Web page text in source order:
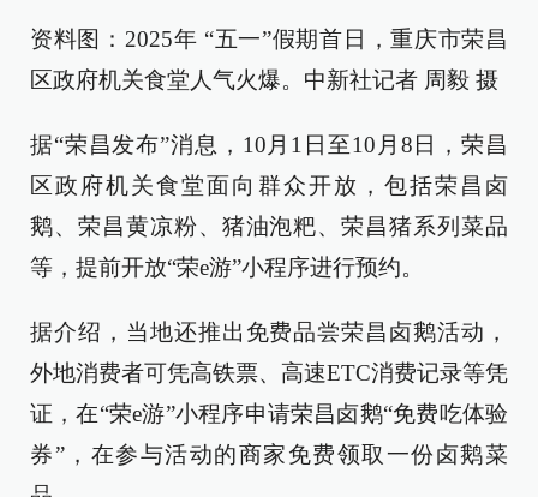
资料图：2025年 “五一”假期首日，重庆市荣昌
区政府机关食堂人气火爆。中新社记者 周毅 摄
据“荣昌发布”消息，10月1日至10月8日，荣昌
区政府机关食堂面向群众开放，包括荣昌卤
鹅、荣昌黄凉粉、猪油泡粑、荣昌猪系列菜品
等，提前开放“荣e游”小程序进行预约。
据介绍，当地还推出免费品尝荣昌卤鹅活动，
外地消费者可凭高铁票、高速ETC消费记录等凭
证，在“荣e游”小程序申请荣昌卤鹅“免费吃体验
券”，在参与活动的商家免费领取一份卤鹅菜